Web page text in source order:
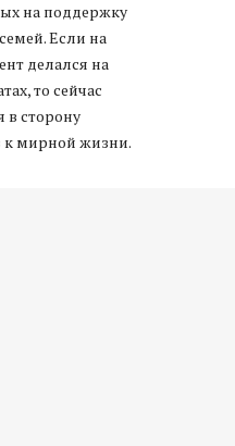
на поддержку
Если на
делался на
то сейчас
в сторону
к мирной жизни.